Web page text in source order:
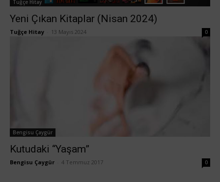
Tuğçe Hitay
Yeni Çıkan Kitaplar (Nisan 2024)
Tuğçe Hitay 13 Mayıs 2024 0
Bengisu Çaygür
Kutudaki “Yaşam”
Bengisu Çaygür 4 Temmuz 2017 0